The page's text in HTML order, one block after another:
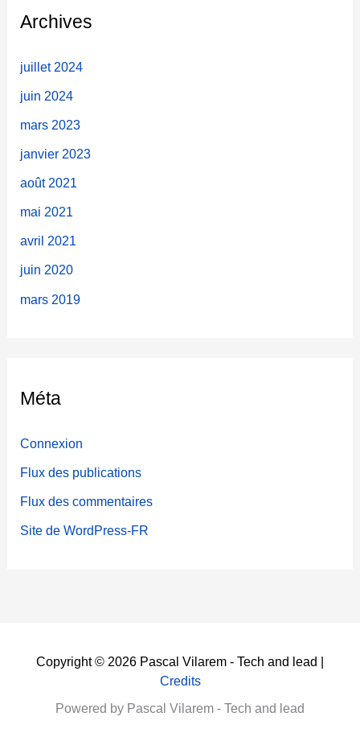
c
h
:
Archives
juillet 2024
juin 2024
mars 2023
janvier 2023
août 2021
mai 2021
avril 2021
juin 2020
mars 2019
Méta
Connexion
Flux des publications
Flux des commentaires
Site de WordPress-FR
Copyright © 2026 Pascal Vilarem - Tech and lead |
Credits
Powered by Pascal Vilarem - Tech and lead